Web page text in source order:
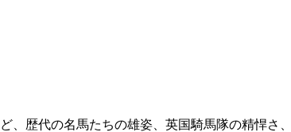
、歴代の名馬たちの雄姿、英国騎馬隊の精悍